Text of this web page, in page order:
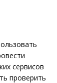
сервисов
проверить